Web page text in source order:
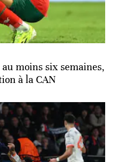
moins six semaines,
à la CAN